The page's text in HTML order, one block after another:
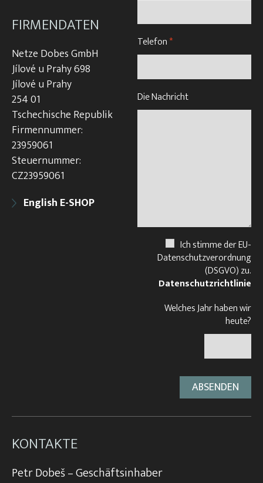
FIRMENDATEN
Netze Dobes GmbH
Jílové u Prahy 698
Jílové u Prahy
254 01
Tschechische Republik
Firmennummer:
23959061
Steuernummer:
CZ23959061
English E-SHOP
Telefon*
Die Nachricht
Ich stimme der EU-
Datenschutzverordnung
(DSGVO) zu.
Datenschutzrichtlinie
Welches Jahr haben wir
heute?
KONTAKTE
Petr Dobeš – Geschäftsinhaber